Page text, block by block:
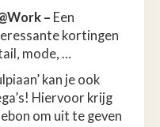
– Een
kortingen
mode, …
kan je ook
Hiervoor krijg
om uit te geven